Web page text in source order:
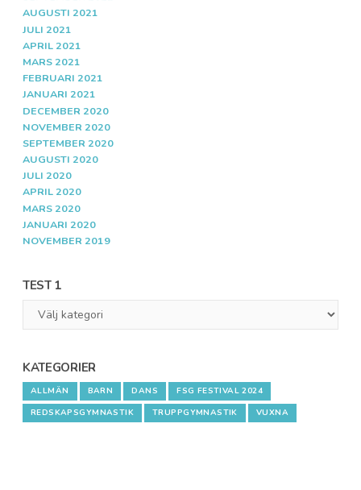
AUGUSTI 2021
JULI 2021
APRIL 2021
MARS 2021
FEBRUARI 2021
JANUARI 2021
DECEMBER 2020
NOVEMBER 2020
SEPTEMBER 2020
AUGUSTI 2020
JULI 2020
APRIL 2020
MARS 2020
JANUARI 2020
NOVEMBER 2019
TEST 1
KATEGORIER
ALLMÄN BARN DANS
FSG FESTIVAL 2024
REDSKAPSGYMNASTIK
TRUPPGYMNASTIK VUXNA